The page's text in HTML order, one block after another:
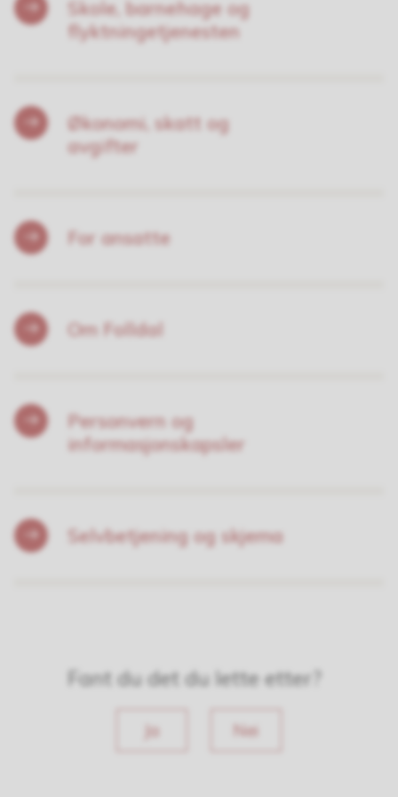
Skole, barnehage og
flyktningetjenesten
Økonomi, skatt og
avgifter
For ansatte
Om Folldal
Personvern og
informasjonskapsler
Selvbetjening og skjema
Fant du det du lette etter?
Ja Nei